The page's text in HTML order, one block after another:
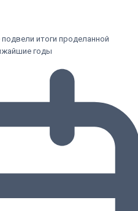
итоги проделанной
годы